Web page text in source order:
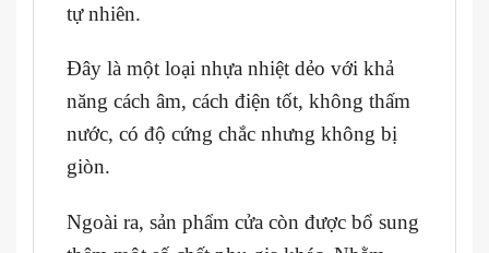
tự nhiên.
Đây là một loại nhựa nhiệt dẻo với khả
năng cách âm, cách điện tốt, không thấm
nước, có độ cứng chắc nhưng không bị
giòn.
Ngoài ra, sản phẩm cửa còn được bổ sung